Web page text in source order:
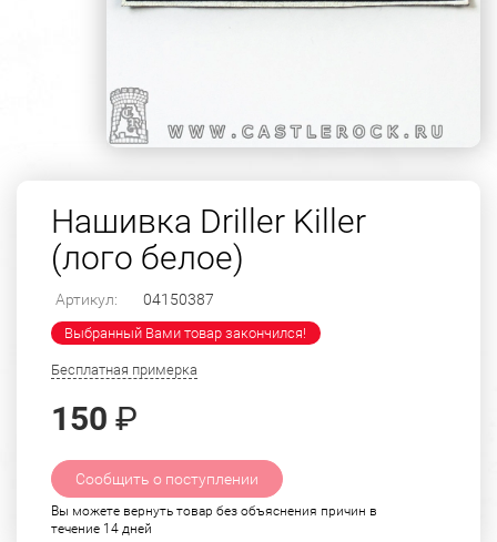
Нашивка Driller Killer
(лого белое)
Артикул: 04150387
Выбранный Вами товар закончился!
Бесплатная примерка
150 ₽
Сообщить о поступлении
Вы можете вернуть товар без объяснения причин в
течение 14 дней